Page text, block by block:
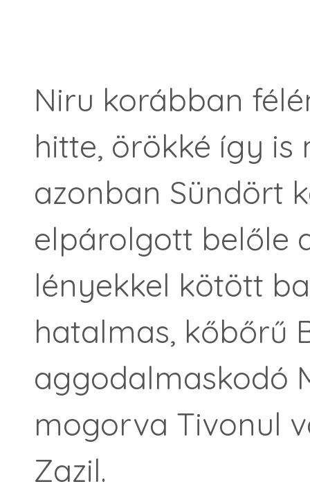
Niru korábban
hitte, örökké így is
azonban Sündört
elpárolgott belőle
lényekkel kötött
hatalmas, kőbőrű
aggodalmaskodó
mogorva Tivonul
Zazil.